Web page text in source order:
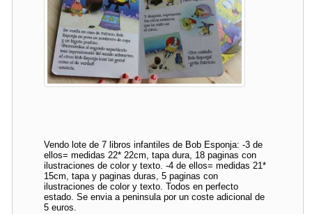
Vendo lote de 7 libros infantiles de Bob Esponja: -3 de
ellos= medidas 22* 22cm, tapa dura, 18 paginas con
ilustraciones de color y texto. -4 de ellos= medidas 21*
15cm, tapa y paginas duras, 5 paginas con
ilustraciones de color y texto. Todos en perfecto
estado. Se envia a peninsula por un coste adicional de
5 euros.